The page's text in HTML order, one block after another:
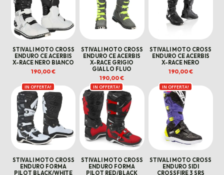
STIVALI MOTO CROSS
ENDURO CE ACERBIS
X-RACE NERO BIANCO
190,00€
STIVALI MOTO CROSS
ENDURO CE ACERBIS
X-RACE GRIGIO
GIALLO FLUO
190,00€
STIVALI MOTO CROSS
ENDURO CE ACERBIS
X-RACE NERO
190,00€
IN OFFERTA!
STIVALI MOTO CROSS
ENDURO FORMA
PILOT BLACK/WHITE
IN OFFERTA!
STIVALI MOTO CROSS
ENDURO FORMA
PILOT RED/BLACK
IN OFFERTA!
STIVALI MOTO CROSS
ENDURO SIDI
CROSSFIRE 3 SRS